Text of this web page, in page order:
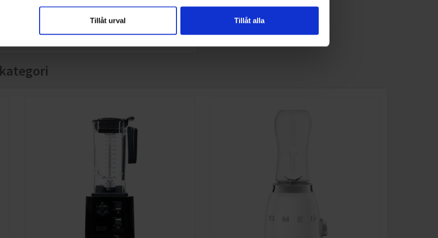
Tillåt urval Tillåt alla
Det smarta tillbehöret Bottle to Go gör det möjligt
att mixa direkt i flaskan och ta med sig smoothien
tillverkad av Tritan Renew. När mixningen är klar
lossar man enkelt knivbladen och stänger flaskan
med dess pip och lock. Tack vare den ergonomiska
designen är den enkel att ta med oavsett om du är
på gymmet, bär den i ryggsäcken eller använder den